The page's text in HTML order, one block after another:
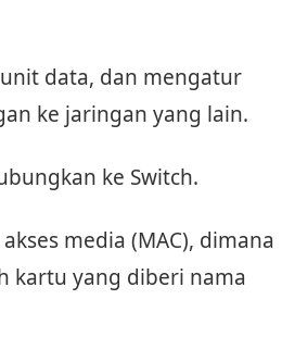
data, dan mengatur
ke jaringan yang lain.
ke Switch.
media (MAC), dimana
kartu yang diberi nama